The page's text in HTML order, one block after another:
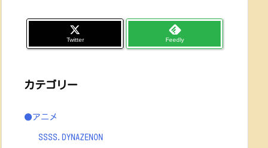
Twitter Feedly
カテゴリー
●アニメ
SSSS.DYNAZENON